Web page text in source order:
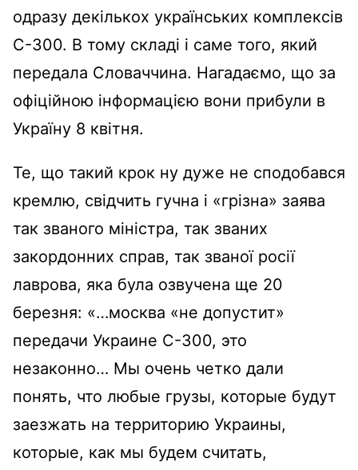
одразу декількох українських комплексів
С-300. В тому складі і саме того, який
передала Словаччина. Нагадаємо, що за
офіційною інформацією вони прибули в
Україну 8 квітня.
Те, що такий крок ну дуже не сподобався
кремлю, свідчить гучна і «грізна» заява
так званого міністра, так званих
закордонних справ, так званої росії
лаврова, яка була озвучена ще 20
березня: «…москва «не допустит»
передачи Украине С-300, это
незаконно… Мы очень четко дали
понять, что любые грузы, которые будут
заезжать на территорию Украины,
которые, как мы будем считать,